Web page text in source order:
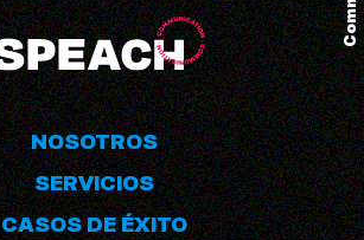
NOSOTROS
SERVICIOS
CASOS DE ÉXITO